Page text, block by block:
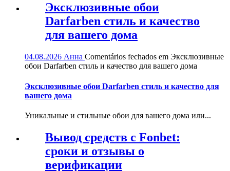
Эксклюзивные обои
Darfarben стиль и качество
для вашего дома
04.08.2026 Анна Comentários fechados em Эксклюзивные
обои Darfarben стиль и качество для вашего дома
Эксклюзивные обои Darfarben стиль и качество для
вашего дома
Уникальные и стильные обои для вашего дома или...
Вывод средств с Fonbet:
сроки и отзывы о
верификации